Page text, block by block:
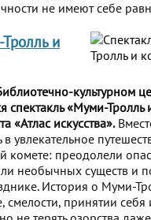
не имеют себе
и
культурном
спектакль «Муми-Тролль
«Атлас искусства».
увлекательное
комете: преодолели
необычных существ и
История о Муми-
принятии себя